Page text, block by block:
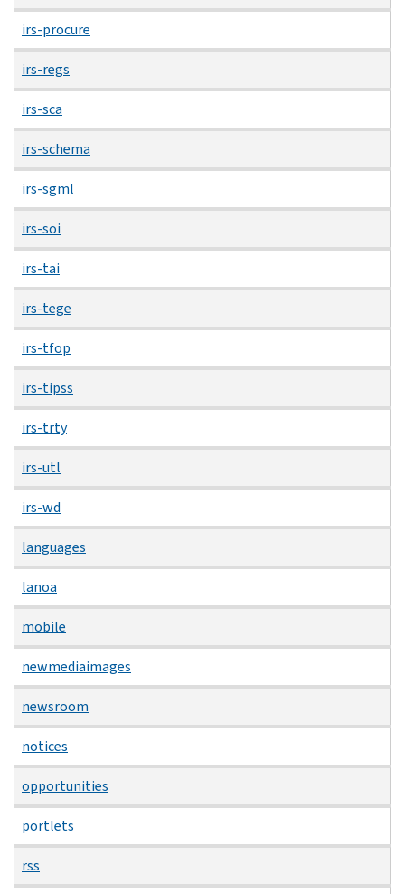
irs-procure
irs-regs
irs-sca
irs-schema
irs-sgml
irs-soi
irs-tai
irs-tege
irs-tfop
irs-tipss
irs-trty
irs-utl
irs-wd
languages
lanoa
mobile
newmediaimages
newsroom
notices
opportunities
portlets
rss